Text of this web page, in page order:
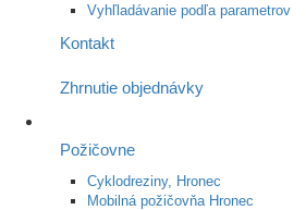
Vyhľladávanie podľa parametrov
Kontakt
Zhrnutie objednávky
Požičovne
Cyklodreziny, Hronec
Mobilná požičovňa Hronec